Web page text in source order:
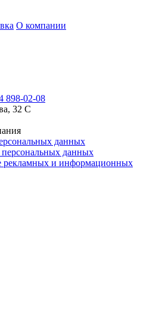
О компании
898-02-08
32 С
данных
персональных данных
рекламных и информационных